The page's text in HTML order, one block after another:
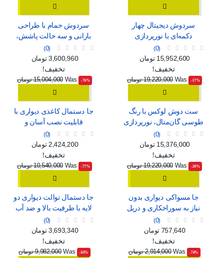
سردوش دیجیتال چهار
دکمه‌ای با نورپردازی
محیطی و رنگ خاکستری
0
قیمت عادی
قیمت
15,952,600 تومان
تخفیف!
‎-17%
Was 19,220,000 تومان
سردوش حمام با طراحی
بارانی و سه حالت پاشش،
مناسب برای خانواده
0
قیمت عادی
قیمت
3,600,960 تومان
تخفیف!
‎-76%
Was 15,004,000 تومان
ست دوش لوکس با رنگ
طوسی گان‌متال، نورپردازی
محیطی و نمایشگر دیجیتال
0
قیمت عادی
قیمت
15,376,000 تومان
تخفیف!
‎-20%
Was 19,220,000 تومان
جا دستمال کاغذی دیواری با
قابلیت نصب آسان و
پنجره‌ی نمایش
0
قیمت عادی
قیمت
2,424,200 تومان
تخفیف!
‎-77%
Was 10,540,000 تومان
جا مسواکی دیواری بدون
نیاز به سوراخکاری و دریل
0
قیمت عادی
قیمت
757,640 تومان
تخفیف!
‎-74%
Was 2,914,000 تومان
جا دستمال توالت دیواری دو
لایه با ظرفیت بالا و ضد آب
0
قیمت عادی
قیمت
3,693,340 تومان
تخفیف!
‎-63%
Was 9,982,000 تومان